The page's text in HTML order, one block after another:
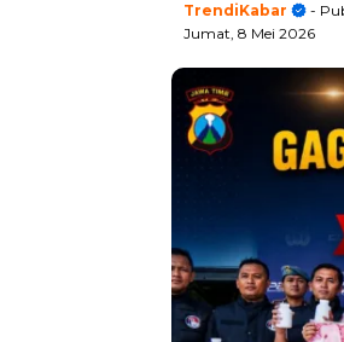
TrendiKabar
-
Jumat, 8 Mei 2026